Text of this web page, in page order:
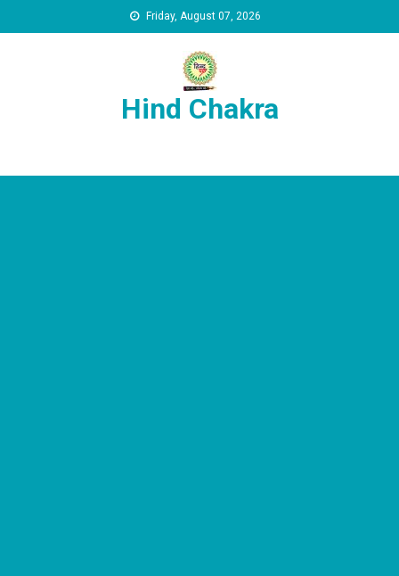
Friday, August 07, 2026
Hind Chakra